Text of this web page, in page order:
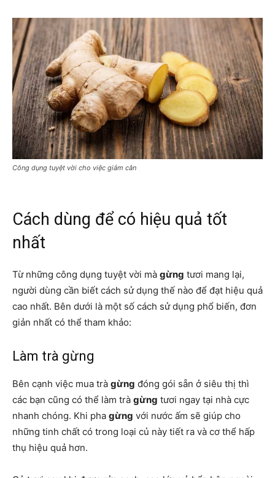
Công dụng tuyệt vời cho việc giảm cân
Cách dùng để có hiệu quả tốt
nhất
Từ những công dụng tuyệt vời mà gừng tươi mang lại,
người dùng cần biết cách sử dụng thế nào để đạt hiệu quả
cao nhất. Bên dưới là một số cách sử dụng phổ biến, đơn
giản nhất có thể tham khảo:
Làm trà gừng
Bên cạnh việc mua trà gừng đóng gói sẵn ở siêu thị thì
các bạn cũng có thể làm trà gừng tươi ngay tại nhà cực
nhanh chóng. Khi pha gừng với nước ấm sẽ giúp cho
những tinh chất có trong loại củ này tiết ra và cơ thể hấp
thụ hiệu quả hơn.